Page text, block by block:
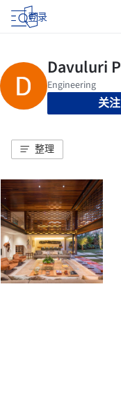
登录
关注
整理